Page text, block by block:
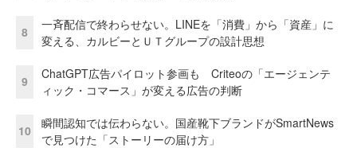
8
一斉配信で終わらせない。LINEを「消費」から「資産」に
変える、カルビーとＵＴグループの設計思想
9
ChatGPT広告パイロット参画も Criteoの「エージェンテ
ィック・コマース」が変える広告の判断
10
瞬間認知では伝わらない。国産靴下ブランドがSmartNews
で見つけた「ストーリーの届け方」